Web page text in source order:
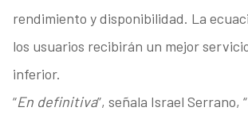
rendimiento y disponibilidad. La
los usuarios recibirán un mejor
inferior.
“En definitiva”, señala Israel Serrano, “